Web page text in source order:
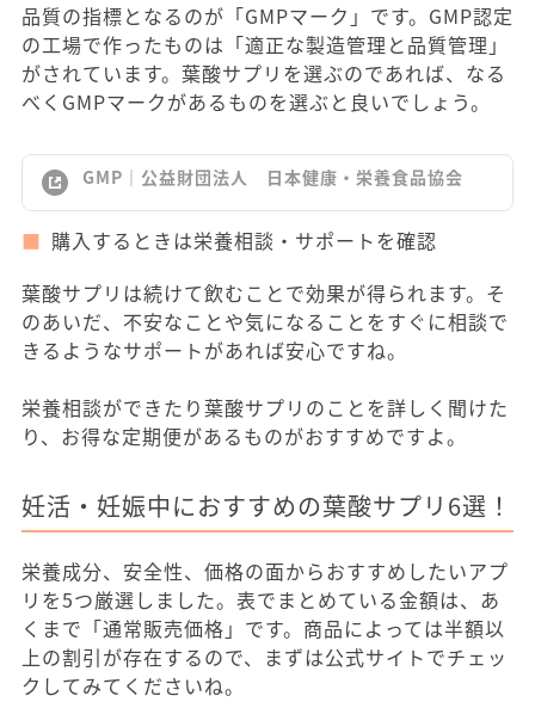
品質の指標となるのが「GMPマーク」です。GMP認定
の工場で作ったものは「適正な製造管理と品質管理」
がされています。葉酸サプリを選ぶのであれば、なる
べくGMPマークがあるものを選ぶと良いでしょう。
GMP｜公益財団法人 日本健康・栄養食品協会
購入するときは栄養相談・サポートを確認
葉酸サプリは続けて飲むことで効果が得られます。そ
のあいだ、不安なことや気になることをすぐに相談で
きるようなサポートがあれば安心ですね。
栄養相談ができたり葉酸サプリのことを詳しく聞けた
り、お得な定期便があるものがおすすめですよ。
妊活・妊娠中におすすめの葉酸サプリ6選！
栄養成分、安全性、価格の面からおすすめしたいアプ
リを5つ厳選しました。表でまとめている金額は、あ
くまで「通常販売価格」です。商品によっては半額以
上の割引が存在するので、まずは公式サイトでチェッ
クしてみてくださいね。